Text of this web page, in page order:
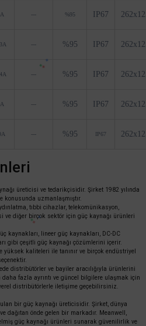
--- %95 IP67
--- %95 IP67
--- %95 IP67
--- %95 IP67
--- %95 IP67
üreticisi ve tedarikçisidir. Şirket 1982 yılında
konusunda uzmanlaşmıştır.
tıbbi cihazlar, telekomünikasyon,
ve diğer birçok sektör için güç kaynağı ürünleri
kaynakları, lineer güç kaynakları, DC-DC
gibi çeşitli güç kaynağı çözümlerini içerir.
kaliteleri ile tanınır ve birçok endüstriyel
distribütörler ve bayiler aracılığıyla ürünlerini
fazla ayrıntı ve güncel bilgilere ulaşmak için
distribütörlerle iletişime geçebilirsiniz.
bir güç kaynağı üreticisidir. Şirket, dünya
dağıtan önde gelen bir markadır. Meanwell,
güç kaynağı ürünleri sunarak güvenilirlik ve